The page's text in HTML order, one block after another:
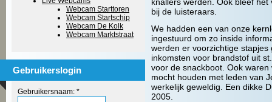
Webcam Starttoren
Webcam Startschip
Webcam De Kolk
Webcam Marktstraat
Gebruikerslogin
Gebruikersnaam: *
bij de luisteraars.
We hadden een van onze
ingestuurd om zo inside
werden er voorzichtige
inkomsten voor brandstof uit
voor de snackboot. Ook
mocht houden met leden van
werkelijk geweldig. Een dikke
2005.